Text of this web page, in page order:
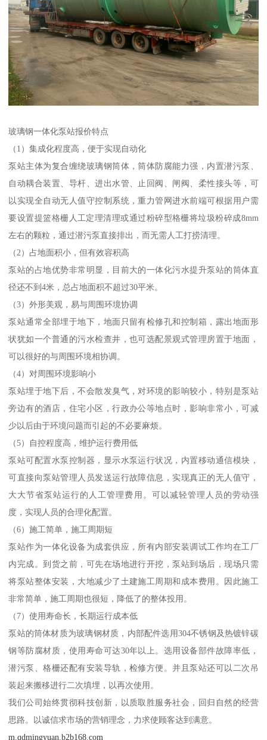
玻璃钢一体化泵站报价特点
（1）集成化程度高，便于实现自动化
泵站主体为复合缠绕玻璃钢筒体，筒体防腐能力强，内置潜污泵、
自动耦合装置、导杆、进出水管、止回阀、闸阀、柔性接头等，可
以实现全自动无人值守控制系统，重力管网进水前端可根据用户需
要设置提篮格栅人工定理清理或通过粉碎型格栅将垃圾粉碎成8mm
左右的颗粒，通过潜污泵直接排出，而无需人工打捞清理。
（2）占地面积小，但有效容积高
泵站的占地优势非常明显，目前大的一体化污水提升泵站的筒体直
径还不到4米，总占地面积不超过30平米。
（3）外形美观，易与周围环境协调
泵站通常全部埋于地下，地面只留有检修孔和控制箱，露出地面形
状犹如一个普通的污水检查井，也可选配景观式管理房置于地面，
可以很好的与周围环境相协调。
（4）对周围环境影响小
泵站埋于地下后，不会散发臭气，对环境的影响较小，特别是泵站
旁边有的酒店，住宅小区，行政办公等地点时，影响非常小，可减
少以后由于环境问题而引起的不必要麻烦。
（5）自控程度高，维护运行费用低
泵站可配置水泵控制器，显示水泵运行状况，内置移动通信模块，
可直接向泵站管理人员发送运行故障信息，实现真正的无人值守，
大大节省泵站运行的人工管理费用。可以减轻管理人员的劳动强
度，实现人员的合理化配置。
（6）施工简单，施工周期短
泵站作为一体化设备为成套供应，所有内部安装调试工作均在工厂
内完成。到货之前，可先在场地进行开挖，泵站到场后，现场只需
将泵站整体安装，大地减少了土建施工周期和成本费用。因此施工
非常简单，施工周期也很短，降低了的整体投用。
（7）使用寿命长，长期运行成本低
泵站的筒体材质为玻璃钢材质，内部配件选用304不锈钢及热镀锌碳
钢等防腐材质，使用寿命可达30年以上。选用设备部件故障率低，
潜污泵、格栅还配有安装导轨，检修方便。并且泵站还可以二次吊
装起来搬移进行二次填埋，以再次使用。
我们公司始终贯彻科技创新，以质取胜服务社会，回归自然的经营
思路。以诚信求市场的营销理念，力求使顾客达到满意。
m.qdmingyuan.b2b168.com